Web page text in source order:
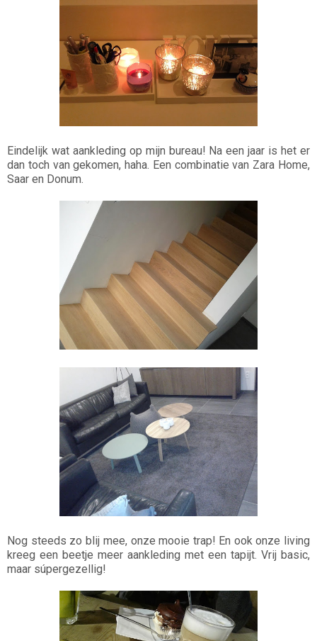
Eindelijk wat aankleding op mijn bureau! Na een jaar is het er
dan toch van gekomen, haha. Een combinatie van Zara Home,
Saar en Donum.
Nog steeds zo blij mee, onze mooie trap! En ook onze living
kreeg een beetje meer aankleding met een tapijt. Vrij basic,
maar súpergezellig!